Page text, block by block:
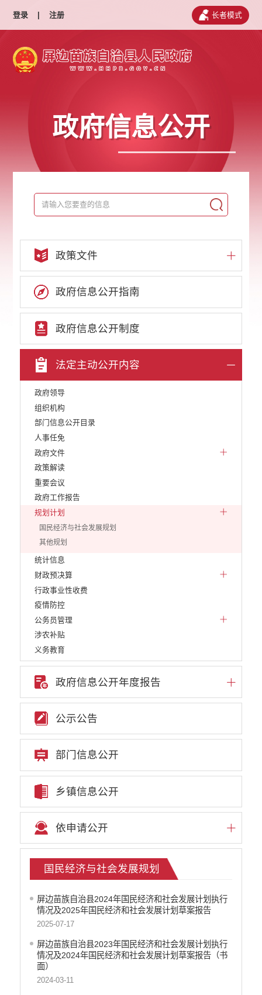
登录 | 注册 长者模式
政府信息公开
政策文件
政府信息公开指南
政府信息公开制度
法定主动公开内容
政府领导
组织机构
部门信息公开目录
人事任免
政府文件
政策解读
重要会议
政府工作报告
规划计划
国民经济与社会发展规划
其他规划
统计信息
财政预决算
行政事业性收费
疫情防控
公务员管理
涉农补贴
义务教育
应急预案
政府网站工作年度报表
重点领域信息公开
权责清单
行政许可
行政处罚和行政强制
建议提案办理答复
政府集中采购
政府信息公开年度报告
公示公告
部门信息公开
乡镇信息公开
依申请公开
国民经济与社会发展规划
屏边苗族自治县2024年国民经济和社会发展计划执行
情况及2025年国民经济和社会发展计划草案报告
2025-07-17
屏边苗族自治县2023年国民经济和社会发展计划执行
情况及2024年国民经济和社会发展计划草案报告（书
面）
2024-03-11